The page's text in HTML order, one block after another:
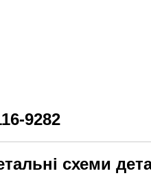
9282
схеми